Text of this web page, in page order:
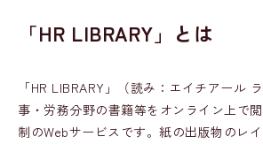
「HR LIBRARY」とは
「HR LIBRARY」（読み：エイチアール
事・労務分野の書籍等をオンライン上で
制のWebサービスです。紙の出版物のレ